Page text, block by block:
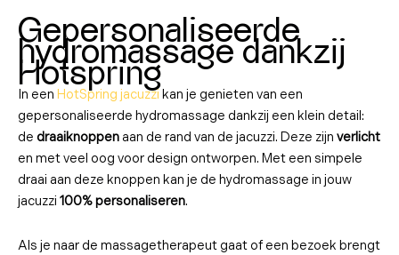
Gepersonaliseerde
hydromassage dankzij
Hotspring
In een HotSpring jacuzzi kan je genieten van een
gepersonaliseerde hydromassage dankzij een klein detail:
de draaiknoppenaan de rand van de jacuzzi. Deze zijn verlicht
en met veel oog voor design ontworpen. Met een simpele
draai aan deze knoppen kan je de hydromassage in jouw
jacuzzi 100% personaliseren.
Als je naar de massagetherapeut gaat of een bezoek brengt